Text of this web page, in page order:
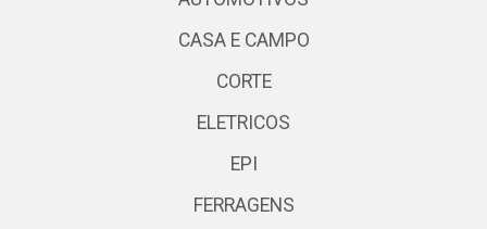
CASA E CAMPO
CORTE
ELETRICOS
EPI
FERRAGENS